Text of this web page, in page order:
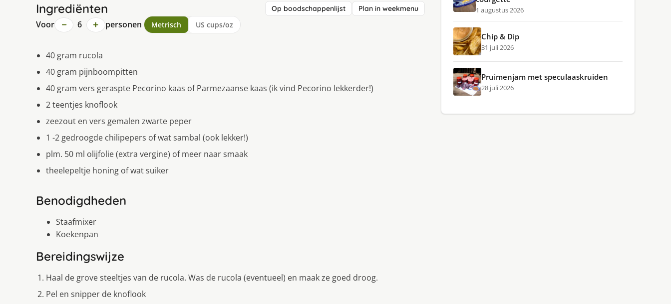
Ingrediënten Op boodschappenlijst Plan in weekmenu
Voor − 6 + personen Metrisch US cups/oz
40 gram rucola
40 gram pijnboompitten
40 gram vers geraspte Pecorino kaas of Parmezaanse kaas (ik vind Pecorino lekkerder!)
2 teentjes knoflook
zeezout en vers gemalen zwarte peper
1 -2 gedroogde chilipepers of wat sambal (ook lekker!)
plm. 50 ml olijfolie (extra vergine) of meer naar smaak
theelepeltje honing of wat suiker
Benodigdheden
Staafmixer
Koekenpan
Bereidingswijze
Haal de grove steeltjes van de rucola. Was de rucola (eventueel) en maak ze goed droog.
Pel en snipper de knoflook
1 augustus 2026
Chip & Dip
31 juli 2026
Pruimenjam met speculaaskruiden
28 juli 2026